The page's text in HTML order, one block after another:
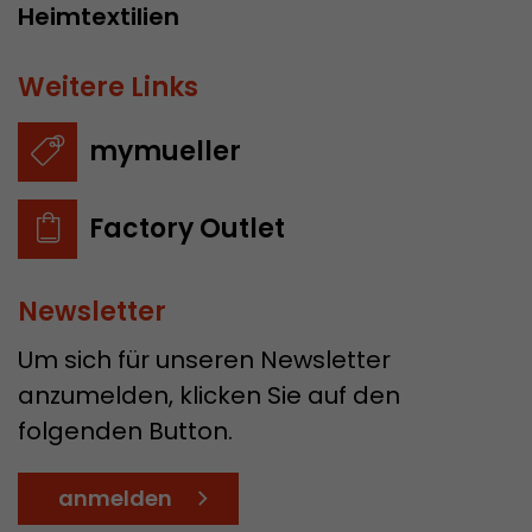
Heimtextilien
Weitere Links
mymueller
Factory Outlet
Newsletter
Um sich für unseren Newsletter
anzumelden, klicken Sie auf den
folgenden Button.
anmelden